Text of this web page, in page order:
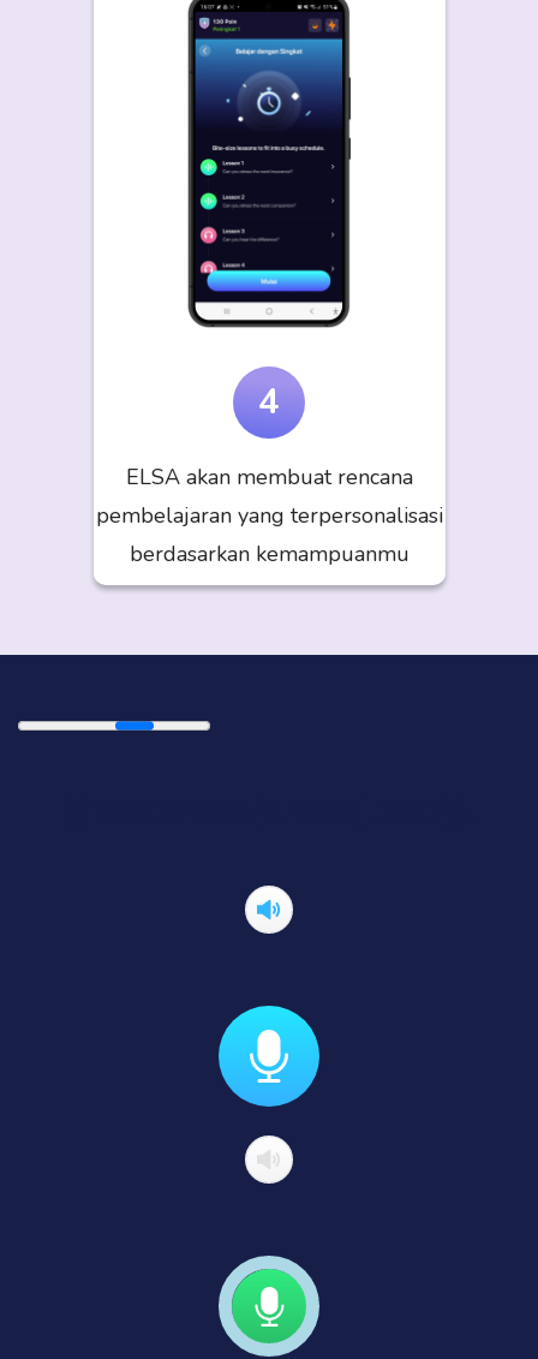
4
ELSA akan membuat rencana
pembelajaran yang terpersonalisasi
berdasarkan kemampuanmu